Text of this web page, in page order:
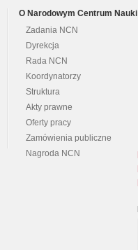
O Narodowym Centrum Nauki
Zadania NCN
Dyrekcja
Rada NCN
Koordynatorzy
Struktura
Akty prawne
Oferty pracy
Zamówienia publiczne
Nagroda NCN